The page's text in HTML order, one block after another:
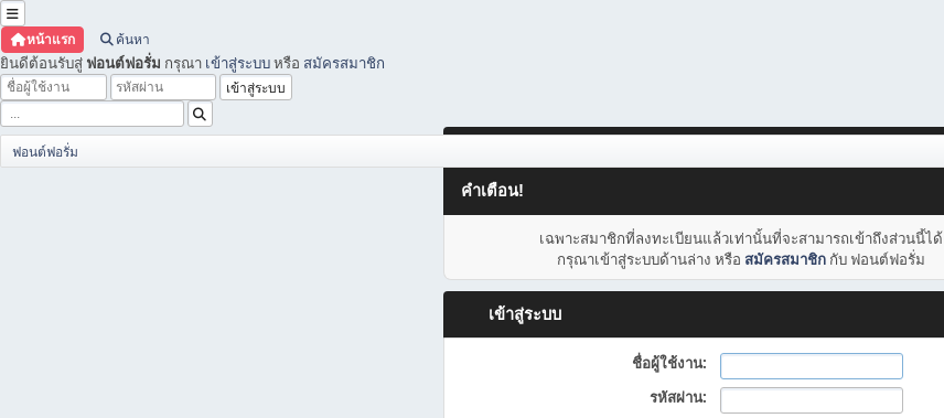
หน้าแรก ค้นหา
ยินดีต้อนรับสู่ ฟอนต์ฟอรั่ม กรุณา เข้าสู่ระบบหรือ สมัครสมาชิก
ฟอนต์ฟอรั่ม
คำเตือน!
เฉพาะสมาชิกที่ลงทะเบียนแล้วเท่านั้นที่จะสามารถเข้าถึงส่วนนี้ได้
กรุณาเข้าสู่ระบบด้านล่าง หรือ สมัครสมาชิก กับ ฟอนต์ฟอรั่ม
เข้าสู่ระบบ
ชื่อผู้ใช้งาน:
รหัสผ่าน: